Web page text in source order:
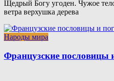
Щедрый Богу угоден. Чужое
ветра верхушка дерева
Народы мира
Французские пословицы